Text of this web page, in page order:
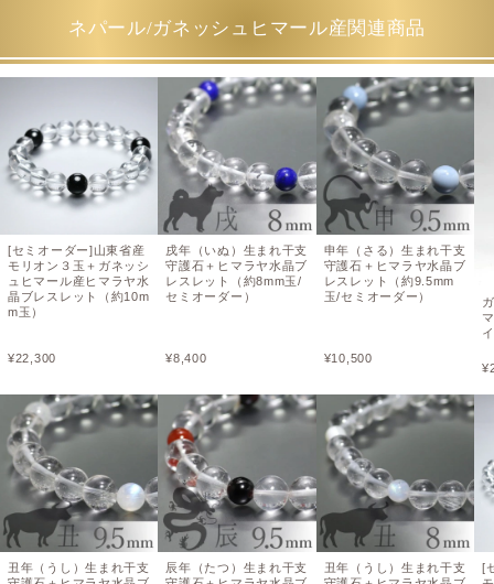
ネパール/ガネッシュヒマール産関連商品
[セミオーダー]山東省産
モリオン３玉＋ガネッシ
ュヒマール産ヒマラヤ水
晶ブレスレット（約10m
m玉）
¥22,300
丑年（うし）生まれ干支
戌年（いぬ）生まれ干支
守護石＋ヒマラヤ水晶ブ
レスレット（約8mm玉/
セミオーダー）
¥8,400
辰年（たつ）生まれ干支
申年（さる）生まれ干支
守護石＋ヒマラヤ水晶ブ
レスレット（約9.5mm
玉/セミオーダー）
¥10,500
丑年（うし）生まれ干支
¥
[